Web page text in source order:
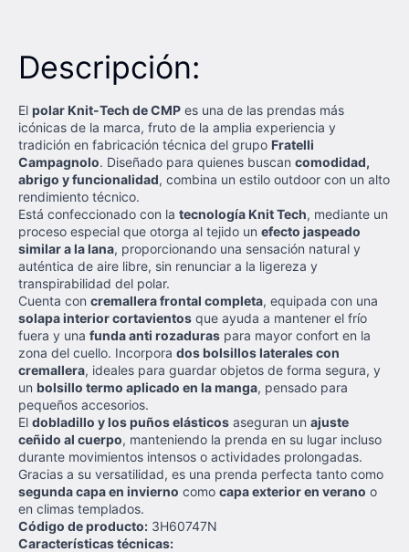
Descripción:
El polar Knit-Tech de CMP es una de las prendas más
icónicas de la marca, fruto de la amplia experiencia y
tradición en fabricación técnica del grupo Fratelli
Campagnolo. Diseñado para quienes buscan comodidad,
abrigo y funcionalidad, combina un estilo outdoor con un alto
rendimiento técnico.
Está confeccionado con la tecnología Knit Tech, mediante un
proceso especial que otorga al tejido un efecto jaspeado
similar a la lana, proporcionando una sensación natural y
auténtica de aire libre, sin renunciar a la ligereza y
transpirabilidad del polar.
Cuenta con cremallera frontal completa, equipada con una
solapa interior cortavientos que ayuda a mantener el frío
fuera y una funda anti rozaduras para mayor confort en la
zona del cuello. Incorpora dos bolsillos laterales con
cremallera, ideales para guardar objetos de forma segura, y
un bolsillo termo aplicado en la manga, pensado para
pequeños accesorios.
El dobladillo y los puños elásticos aseguran un ajuste
ceñido al cuerpo, manteniendo la prenda en su lugar incluso
durante movimientos intensos o actividades prolongadas.
Gracias a su versatilidad, es una prenda perfecta tanto como
segunda capa en invierno como capa exterior en verano o
en climas templados.
Código de producto: 3H60747N
Características técnicas: